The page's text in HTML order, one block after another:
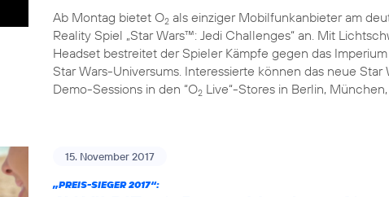
Ab Montag bietet O2 als einziger Mobilfunkanbieter am
Reality Spiel „Star Wars™: Jedi Challenges“ an. Mit
Headset bestreitet der Spieler Kämpfe gegen das
Star Wars-Universums. Interessierte können das neue
Demo-Sessions in den “O2 Live“-Stores in Berlin,
15. November 2017
„PREIS-SIEGER 2017“: